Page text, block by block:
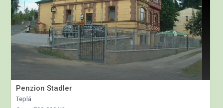
Penzion Stadler
Teplá